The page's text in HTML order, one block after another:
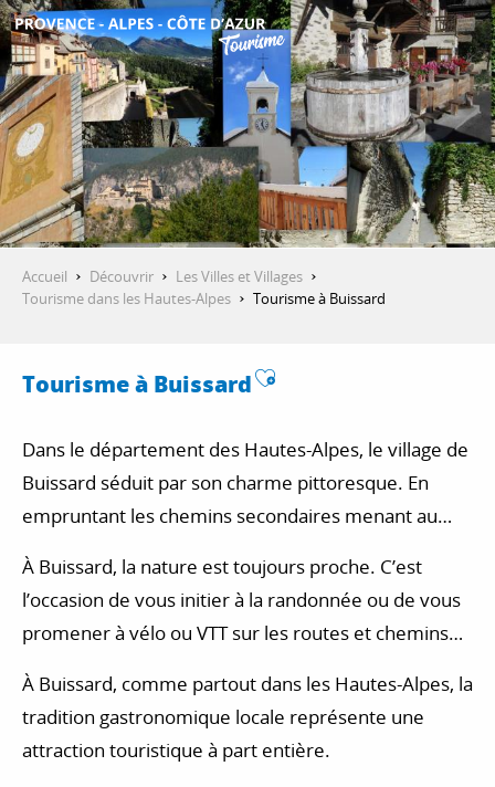
Aller
au
contenu
principal
DÉCOUVRIR
QUE FAIRE ?
SÉJOURNER
Accueil Découvrir
Les Villes et Villages
Tourisme dans les Hautes-Alpes
Tourisme à Buissard
Tourisme à BuissardAjouter aux
Dans le département des Hautes-Alpes, le village de
Buissard séduit par son charme pittoresque. En
empruntant les chemins secondaires menant au
rythme, loin de l’agitation des grandes villes.
À Buissard, la nature est toujours proche. C’est
l’occasion de vous initier à la randonnée ou de vous
promener à vélo ou VTT sur les routes et chemins
aussi pratiquées dans les Alpes-du-Sud : baptême de
l’air, accrobranche, escalade, via ferrata…
À Buissard, comme partout dans les Hautes-Alpes, la
tradition gastronomique locale représente une
attraction touristique à part entière.